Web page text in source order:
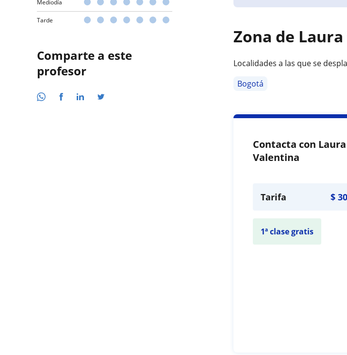
Mediodía
Tarde
Comparte a este
profesor
Zona de
Localidades a las que se
Bogotá
Contacta con Laura
Valentina
Tarifa $
1ª clase gratis